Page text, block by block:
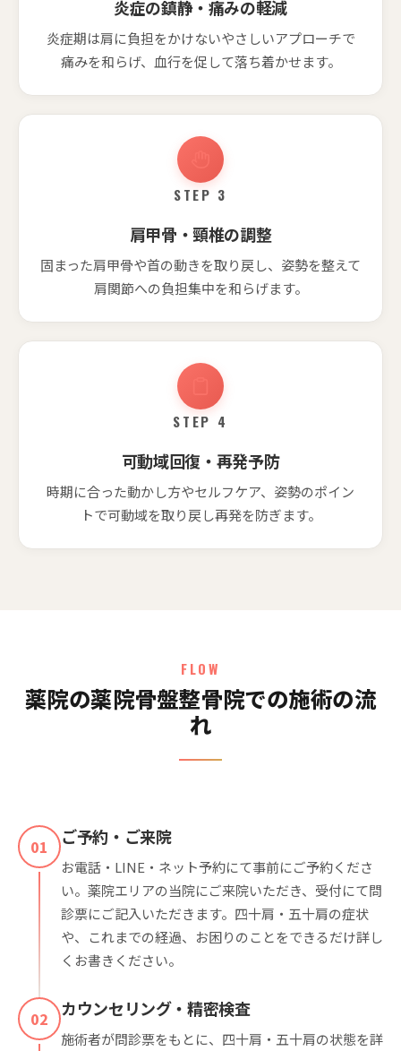
炎症の鎮静・痛みの軽減
炎症期は肩に負担をかけないやさしいアプローチで
痛みを和らげ、血行を促して落ち着かせます。
STEP 3
肩甲骨・頸椎の調整
固まった肩甲骨や首の動きを取り戻し、姿勢を整えて
肩関節への負担集中を和らげます。
STEP 4
可動域回復・再発予防
時期に合った動かし方やセルフケア、姿勢のポイン
トで可動域を取り戻し再発を防ぎます。
FLOW
薬院の薬院骨盤整骨院での施術の流
れ
01 ご予約・ご来院
お電話・LINE・ネット予約にて事前にご予約くださ
い。薬院エリアの当院にご来院いただき、受付にて問
診票にご記入いただきます。四十肩・五十肩の症状
や、これまでの経過、お困りのことをできるだけ詳し
くお書きください。
02 カウンセリング・精密検査
施術者が問診票をもとに、四十肩・五十肩の状態を詳